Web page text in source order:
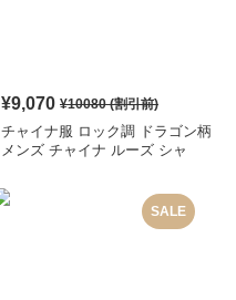
¥9,070 ¥10080(割引前)
チャイナ服 ロック調 ドラゴン柄
メンズ チャイナ ルーズ シャ
SALE